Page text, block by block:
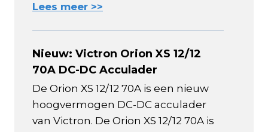
Lees meer >>
Nieuw: Victron Orion XS 12/12
70A DC-DC Acculader
De Orion XS 12/12 70A is een nieuw
hoogvermogen DC-DC acculader
van Victron. De Orion XS 12/12 70A is